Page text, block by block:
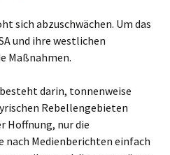
sich abzuschwächen. Um das
und ihre westlichen
Maßnahmen.
darin, tonnenweise
Rebellengebieten
Hoffnung, nur die
nach Medienberichten einfach